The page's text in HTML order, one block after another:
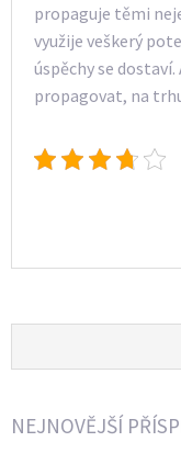
propaguje těmi
využije veškerý
úspěchy se
propagovat, na
NEJNOVĚJŠÍ